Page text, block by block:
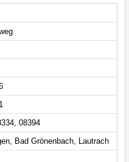
08394
Bad Grönenbach, Lautrach